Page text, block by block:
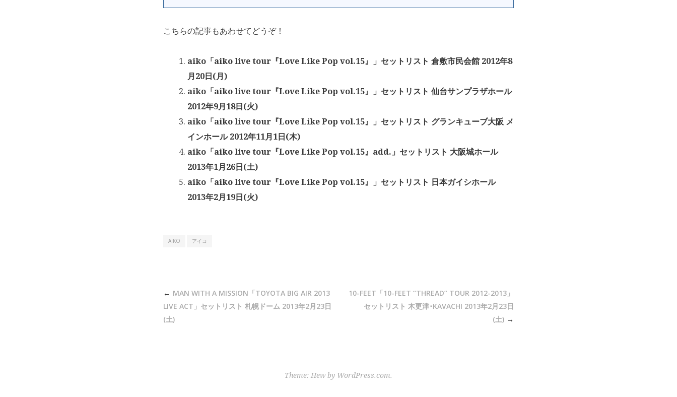
こちらの記事もあわせてどうぞ！
aiko「aiko live tour『Love Like Pop vol.15』」セットリスト 倉敷市民会館 2012年8
月20日(月)
aiko「aiko live tour『Love Like Pop vol.15』」セットリスト 仙台サンプラザホール
2012年9月18日(火)
aiko「aiko live tour『Love Like Pop vol.15』」セットリスト グランキューブ大阪 メ
インホール 2012年11月1日(木)
aiko「aiko live tour『Love Like Pop vol.15』add.」セットリスト 大阪城ホール
2013年1月26日(土)
aiko「aiko live tour『Love Like Pop vol.15』」セットリスト 日本ガイシホール
2013年2月19日(火)
AIKO アイコ
MAN WITH A MISSION「TOYOTA BIG AIR 2013
LIVE ACT」セットリスト 札幌ドーム 2013年2月23日
(土)
10-FEET「10-FEET “THREAD” TOUR 2012-2013」
セットリスト 木更津･KAVACHI 2013年2月23日
(土)
Theme: Hew by WordPress.com.